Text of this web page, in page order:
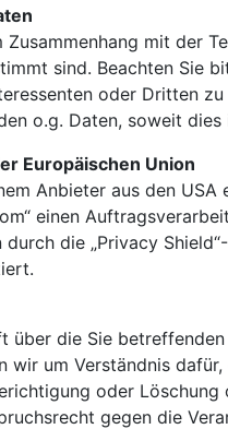
Zusammenhang mit der
sind. Beachten Sie
oder Dritten
o.g. Daten, soweit
Europäischen Union
Anbieter aus den
einen
die „Privacy
über die Sie
um Verständnis dafür,
oder
gegen die